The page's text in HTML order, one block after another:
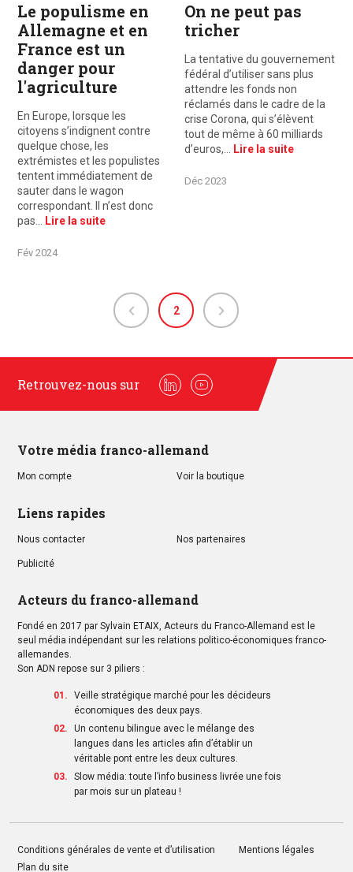
Le populisme en
Allemagne et en
France est un
danger pour
l'agriculture
En Europe, lorsque les
citoyens s’indignent contre
quelque chose, les
extrémistes et les populistes
tentent immédiatement de
sauter dans le wagon
correspondant. Il n’est donc
pas…
Lire la suite
Fév 2024
On ne peut pas
tricher
La tentative du gouvernement
fédéral d’utiliser sans plus
attendre les fonds non
réclamés dans le cadre de la
crise Corona, qui s’élèvent
tout de même à 60 milliards
d’euros,…
Lire la suite
Déc 2023
2
Retrouvez-nous sur
LinkedinYoutube
Votre média franco-allemand
Mon compte Voir la boutique
Liens rapides
Nous contacter Nos partenaires
Publicité
Acteurs du franco-allemand
Fondé en 2017 par Sylvain ETAIX, Acteurs du Franco-Allemand est le
seul média indépendant sur les relations politico-économiques franco-
allemandes.
Son ADN repose sur 3 piliers :
Veille stratégique marché pour les décideurs
économiques des deux pays.
Un contenu bilingue avec le mélange des
langues dans les articles afin d’établir un
véritable pont entre les deux cultures.
Slow média: toute l’info business livrée une fois
par mois sur un plateau !
Conditions générales de vente et d’utilisation
Mentions légales
Plan du site